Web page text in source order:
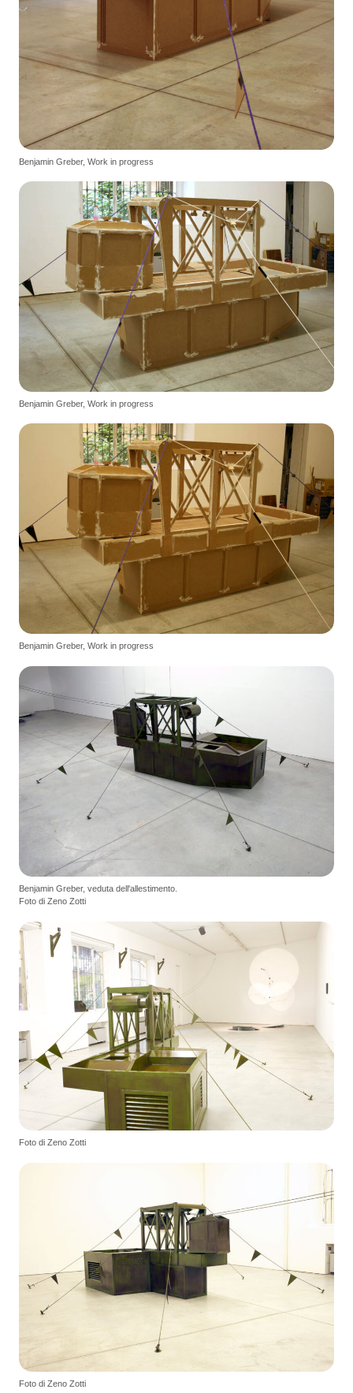
Benjamin Greber, Work in progress
Benjamin Greber, Work in progress
Benjamin Greber, Work in progress
Benjamin Greber, veduta dell'allestimento.
Foto di Zeno Zotti
Foto di Zeno Zotti
Foto di Zeno Zotti